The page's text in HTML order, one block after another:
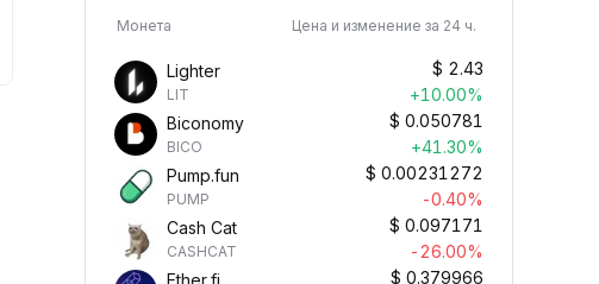
Монета Цена и изменение за 24 ч.
Lighter
LIT
$ 2.43
+10.00%
Biconomy
BICO
$ 0.050781
+41.30%
Pump.fun
PUMP
$ 0.00231272
-0.40%
Cash Cat
CASHCAT
$ 0.097171
-26.00%
Ether.fi
$ 0.379966